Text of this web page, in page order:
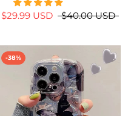
$29.99 USD $40.00 USD
-38%